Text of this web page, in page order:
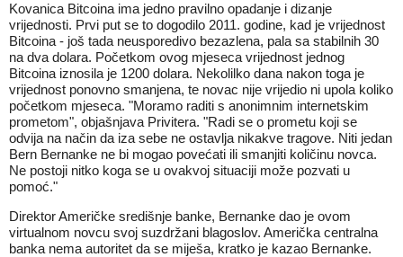
Kovanica Bitcoina ima jedno pravilno opadanje i dizanje
vrijednosti. Prvi put se to dogodilo 2011. godine, kad je vrijednost
Bitcoina - još tada neusporedivo bezazlena, pala sa stabilnih 30
na dva dolara. Početkom ovog mjeseca vrijednost jednog
Bitcoina iznosila je 1200 dolara. Nekolilko dana nakon toga je
vrijednost ponovno smanjena, te novac nije vrijedio ni upola koliko
početkom mjeseca. "Moramo raditi s anonimnim internetskim
prometom", objašnjava Privitera. "Radi se o prometu koji se
odvija na način da iza sebe ne ostavlja nikakve tragove. Niti jedan
Bern Bernanke ne bi mogao povećati ili smanjiti količinu novca.
Ne postoji nitko koga se u ovakvoj situaciji može pozvati u
pomoć."
Direktor Američke središnje banke, Bernanke dao je ovom
virtualnom novcu svoj suzdržani blagoslov. Američka centralna
banka nema autoritet da se miješa, kratko je kazao Bernanke.